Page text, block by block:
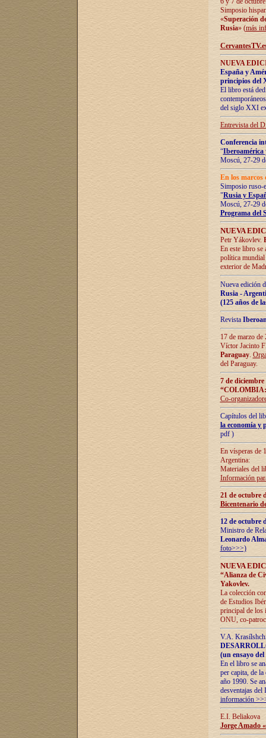
Simposio
«Superación
Rusia» (más
NUEVA
España y
principios del
El libro está
del siglo XXI
Entrevista del
Conferencia
“Iberoamérica
Moscú, 27-29
En los marcos
Simposio ruso-
"Rusia y
Moscú, 27-29
Programa del
NUEVA
Petr Yákovlev.
En este libro se
política mundial
exterior de
Nueva edición
Rusia -
(125 años de
Revista
17 de marzo
Víctor Jacinto
Paraguay.
del Paraguay.
7 de
Co-
Capítulos del
la economía y
pdf )
En vísperas de
Argentina:
Materiales del
Información
21 de octubre
Bicentenario
12 de octubre
Ministro de
Leonardo
foto>>>)
NUEVA
“Alianza de
Yakovlev.
La colección
de Estudios
principal de los
ONU, co-
V.A.
(un ensayo
En el libro se
per capita, de
año 1990. Se
desventajas
información
E.I. Beliakova
Jorge Amado